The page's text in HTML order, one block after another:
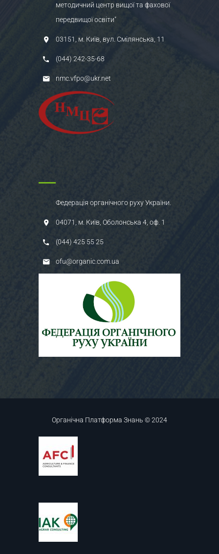
методичний центр вищої та фахової
передвищої освіти"
03151, м. Київ, вул. Смілянська, 11
(044) 242-35-68
nmc.vfpo@ukr.net
Федерація органічного руху України.
04071, м. Київ, Оболонська 4, оф. 1
(044) 425 55 25
ofu@organic.com.ua
Органічна Платформа Знань © 2024